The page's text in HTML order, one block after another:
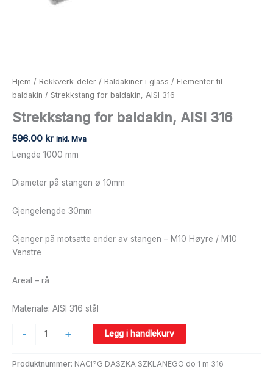
Hjem / Rekkverk-deler / Baldakiner i glass / Elementer til
baldakin / Strekkstang for baldakin, AISI 316
Strekkstang for baldakin, AISI 316
596.00 kr inkl. Mva
Lengde 1000 mm
Diameter på stangen ø 10mm
Gjengelengde 30mm
Gjenger på motsatte ender av stangen – M10 Høyre / M10
Venstre
Areal – rå
Materiale: AISI 316 stål
- + Legg i handlekurv
Produktnummer: NACI?G DASZKA SZKLANEGO do 1 m 316